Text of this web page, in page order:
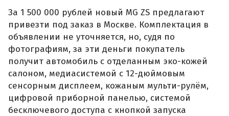
За 1 500 000 рублей новый MG ZS предлагают
привезти под заказ в Москве. Комплектация в
объявлении не уточняется, но, судя по
фотографиям, за эти деньги покупатель
получит автомобиль с отделанным эко-кожей
салоном, медиасистемой с 12-дюймовым
сенсорным дисплеем, кожаным мульти-рулём,
цифровой приборной панелью, системой
бесключевого доступа с кнопкой запуска